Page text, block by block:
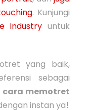
. Kunjungi
Industry untuk
yang baik,
sebagai
cara memotret
instan ya!